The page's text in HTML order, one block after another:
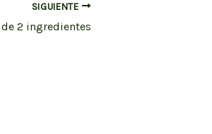
SIGUIENTE
de 2 ingredientes